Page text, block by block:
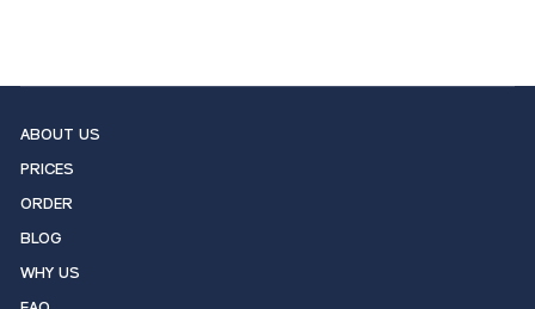
ABOUT US
PRICES
ORDER
BLOG
WHY US